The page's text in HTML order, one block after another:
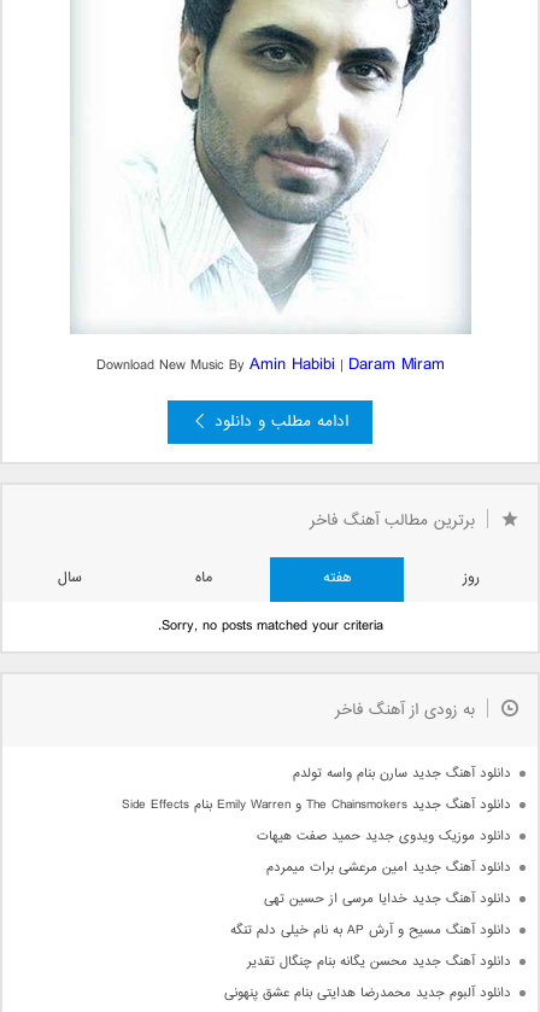
Download New Music ByAmin Habibi | Daram Miram
ادامه مطلب و دانلود
برترین مطالب آهنگ فاخر
روز هفته ماه
سال
Sorry, no posts matched your criteria.
به زودی از آهنگ فاخر
دانلود آهنگ جدید سارن بنام واسه تولدم
دانلود آهنگ جدید The Chainsmokers و Emily Warren بنام Side Effects
دانلود موزیک ویدوی جدید حمید صفت هیهات
دانلود آهنگ جدید امین مرعشی برات میمردم
دانلود آهنگ جدید خدایا مرسی از حسین تهی
دانلود آهنگ مسیح و آرش AP به نام خیلی دلم تنگه
دانلود آهنگ جدید محسن یگانه بنام چنگال تقدیر
دانلود آلبوم جدید محمدرضا هدایتی بنام عشق پنهونی